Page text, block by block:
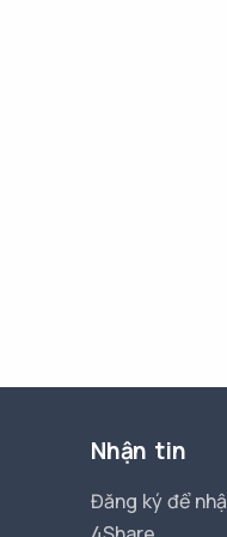
Nhận tin
Đăng ký để